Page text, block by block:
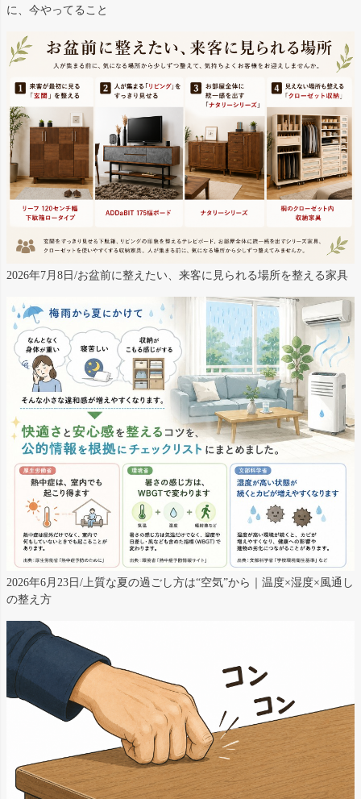
に、今やってること
2026年7月8日/お盆前に整えたい、来客に見られる場所を整える家具
2026年6月23日/上質な夏の過ごし方は“空気”から｜温度×湿度×風通し
の整え方